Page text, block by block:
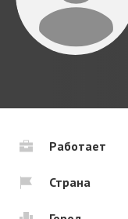
Работает
Страна